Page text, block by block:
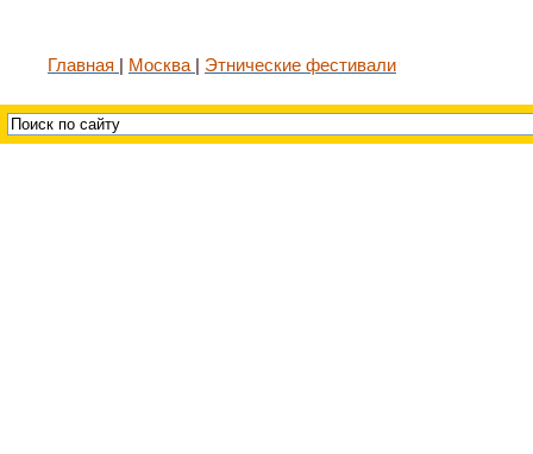
Главная Москва Этнические фестивали